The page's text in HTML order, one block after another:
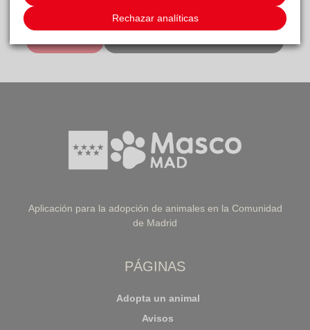
Aplicación para la adopción de animales en la Comunidad
de Madrid
PÁGINAS
Adopta un animal
Avisos
Rechazar analíticas